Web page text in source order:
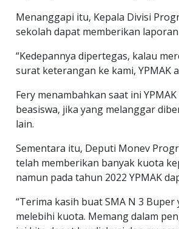
Menanggapi itu, Kepala Divisi
sekolah dapat memberikan
“Kedepannya dipertegas, kalau
surat keterangan ke kami, YPMAK
Fery menambahkan saat ini
beasiswa, jika yang melanggar
lain.
Sementara itu, Deputi Monev
telah memberikan banyak kuota
namun pada tahun 2022 YPMAK
“Terima kasih buat SMA N 3
melebihi kuota. Memang dalam